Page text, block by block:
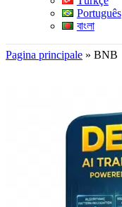
Português
বাংলা
Pagina principale » BNB